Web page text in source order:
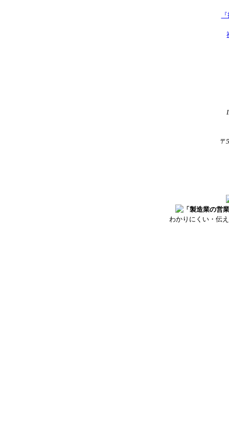
〒
わかりにくい・伝